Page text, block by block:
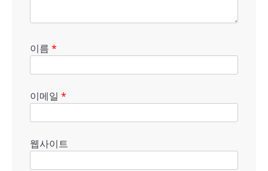
이름 *
이메일 *
웹사이트